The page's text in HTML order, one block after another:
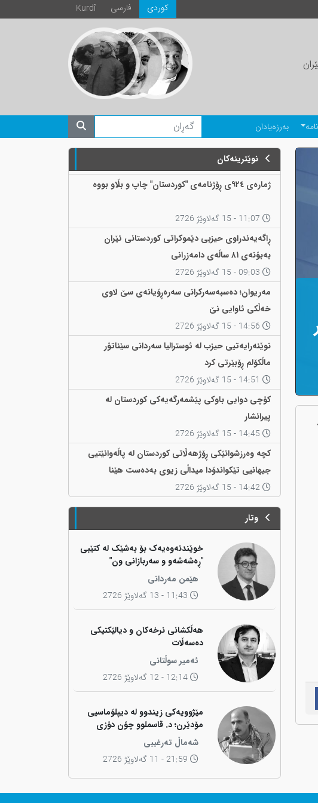
Kurdî فارسی كوردی
بەرزەیادان
نوێترینەکان
ژمارەی ٩٢٤ی ڕۆژنامەی "کوردستان" چاپ و بڵاو بووە
ڕاگەیەندراوی حیزبی دێموکراتی کوردستانی ئێران
بەبۆنەی ٨١ ساڵەی دامەزرانی
مەریوان؛ دەسبەسەرکرانی سەرەڕۆیانەی سێ لاوی
خەڵکی ئاوایی نێ
نوێنەرایەتیی حیزب لە ئوسترالیا سەردانی سێناتۆر
ماڵکۆلم ڕۆبێرتی کرد
کۆچی دوایی باوکی پێشمەرگەیەکی کوردستان لە
پیرانشار
کچە وەرزشوانێکی ڕۆژهەڵاتی کوردستان لە پاڵەوانێتیی
جیهانیی تێکواندۆدا میداڵی زیوی بەدەست هێنا
وتار
خوێندنەوەیەک بۆ بەشێک لە کتێبی
"ڕەشەشەو و سەربازانی ون"
هێمن مەردانی
11:43 - 13 گەلاوێژ 2726
هەڵکشانی نرخەکان و دیالێکتیکی
دەسەڵات
ئەمیر سوڵتانی
12:14 - 12 گەلاوێژ 2726
مێژوویەکی زیندوو لە دیپلۆماسیی
مۆدێرن؛ د. قاسملوو چۆن دۆزی
کوردی لە شاخەوە گواستەوە بۆ
ناوەندە بڕیاردەرەکانی جیهان؟
شەماڵ تەرغیبی
21:59 - 11 گەلاوێژ 2726